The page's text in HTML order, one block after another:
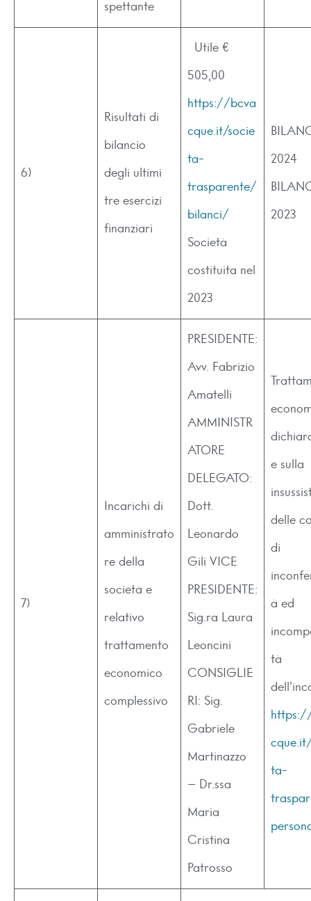
spettante
6)
Risultati di
bilancio
degli ultimi
tre esercizi
finanziari
Utile €
505,00
https://bcva
cque.it/socie
ta-
trasparente/
bilanci/
Società
costituita nel
2023
2024
2023
7)
Incarichi di
amministrato
re della
società e
relativo
trattamento
economico
complessivo
PRESIDENTE:
Avv. Fabrizio
Amatelli
AMMINISTR
ATORE
DELEGATO:
Dott.
Leonardo
Gili VICE
PRESIDENTE:
Sig.ra Laura
Leoncini
CONSIGLIE
RI: Sig.
Gabriele
Martinazzo
– Dr.ssa
Maria
Cristina
Patrosso
e sulla
delle
di
à ed
tà
ta-